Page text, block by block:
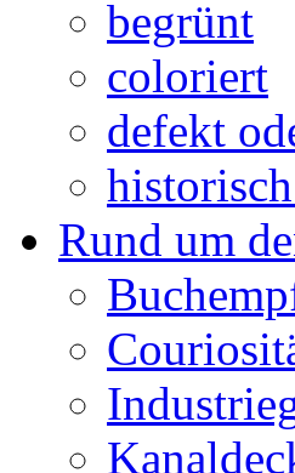
begrünt
coloriert
defekt
Rund um